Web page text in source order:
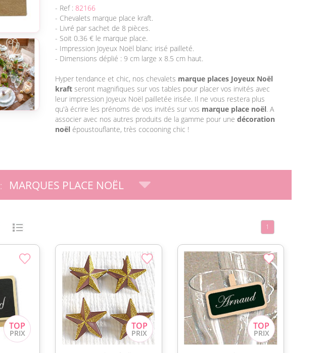
- Ref : 82166
- Chevalets marque place kraft.
- Livré par sachet de 8 pièces.
- Soit 0.36 € le marque place.
- Impression Joyeux Noël blanc irisé pailleté.
- Dimensions déplié : 9 cm large x 8.5 cm haut.
Hyper tendance et chic, nos chevalets marque places Joyeux Noël
kraft seront magnifiques sur vos tables pour placer vos invités avec
leur impression Joyeux Noël pailletée irisée. Il ne vous restera plus
qu'à écrire les prénoms de vos invités sur vos marque place noël. A
associer avec nos autres produits de la gamme pour une décoration
noël époustouflante, très cocooning chic !
MARQUES PLACE NOËL
1